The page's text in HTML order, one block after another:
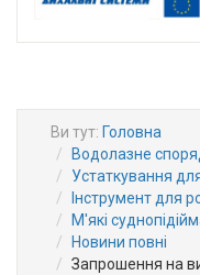
Ви тут: Головна
Водолазне
Устаткування
Інструмент для
М'які
Новини повні
Запрошення на